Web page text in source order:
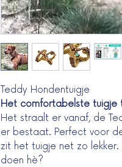
Teddy Hondentuigje
Het comfortabelste tuigje
Het straalt er vanaf, de
er bestaat. Perfect voor
zit het tuigje net zo
doen hè?